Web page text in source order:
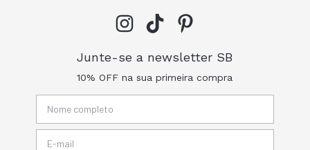
Junte-se a newsletter SB
10% OFF na sua primeira compra